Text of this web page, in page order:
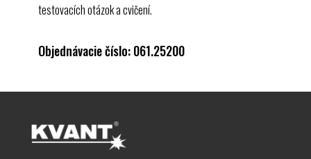
testovacích otázok a cvičení.
Objednávacie číslo: 061.25200